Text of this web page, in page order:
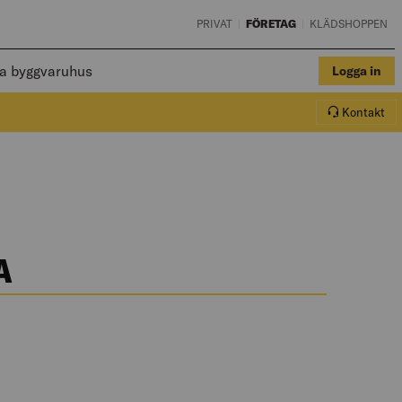
PRIVAT FÖRETAG KLÄDSHOPPEN
byggvaruhus Logga in
Kontakt